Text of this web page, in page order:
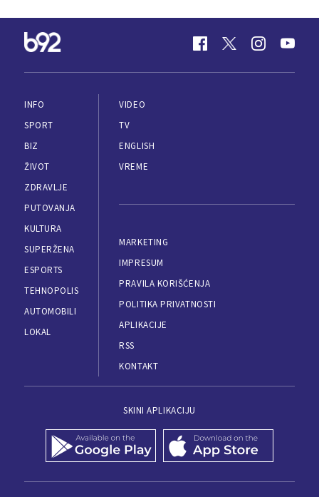
INFO
SPORT
BIZ
ŽIVOT
ZDRAVLJE
PUTOVANJA
KULTURA
SUPERŽENA
ESPORTS
TEHNOPOLIS
AUTOMOBILI
LOKAL
VIDEO
TV
ENGLISH
VREME
MARKETING
IMPRESUM
PRAVILA KORIŠĆENJA
POLITIKA PRIVATNOSTI
APLIKACIJE
RSS
KONTAKT
SKINI APLIKACIJU